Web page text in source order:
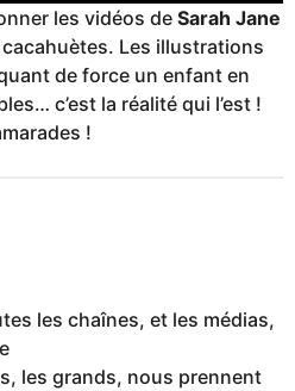
les vidéos de Sarah Jane
Les illustrations
de force un enfant en
c’est la réalité qui l’est !
!
les chaînes, et les médias,
les grands, nous prennent